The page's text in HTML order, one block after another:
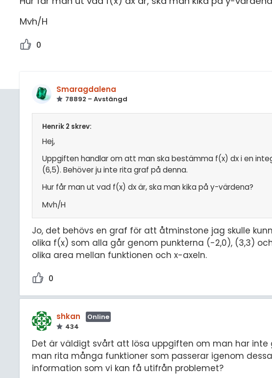
Mvh/H
0
Smaragdalena
78892 – Avstängd
Henrik 2 skrev:
Hej,
Uppgiften handlar om att man ska bestämma f(x) dx i en
(6,5). Behöver ju inte rita graf på denna.
Hur får man ut vad f(x) dx är, ska man kika på y-värdena?
Mvh/H
Jo, det behövs en graf för att åtminstone jag skulle
olika f(x) som alla går genom punkterna (-2,0), (3,3)
olika area mellan funktionen och x-axeln.
0
shkan
Online
434
Det är väldigt svårt att lösa uppgiften om man har inte
man rita många funktioner som passerar igenom
information som vi kan få utifrån problemet?